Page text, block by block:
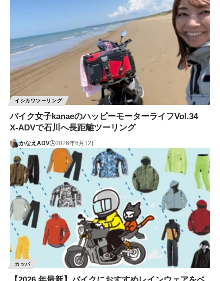
イシカワツーリング
バイク女子kanaeのハッピーモーターライフVol.34
X-ADVで石川へ長距離ツーリング
かなえADV 2026年6月12日
カッパ